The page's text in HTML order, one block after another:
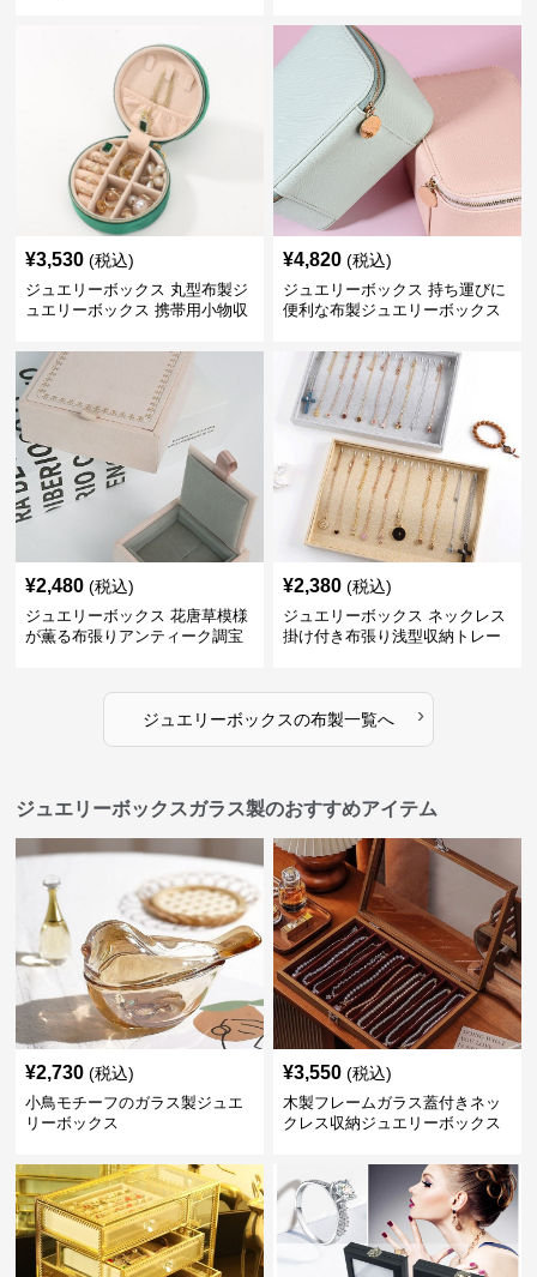
¥3,530 (税込)
ジュエリーボックス 丸型布製ジ
ュエリーボックス 携帯用小物収
¥4,820 (税込)
ジュエリーボックス 持ち運びに
便利な布製ジュエリーボックス
¥2,480 (税込)
ジュエリーボックス 花唐草模様
が薫る布張りアンティーク調宝
¥2,380 (税込)
ジュエリーボックス ネックレス
掛け付き布張り浅型収納トレー
ジュエリーボックスの布製一覧へ ›
ジュエリーボックスガラス製のおすすめアイテム
¥2,730 (税込)
小鳥モチーフのガラス製ジュエ
リーボックス
¥3,550 (税込)
木製フレームガラス蓋付きネッ
クレス収納ジュエリーボックス